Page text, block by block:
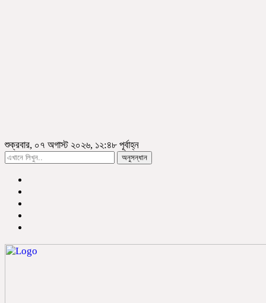
শুক্রবার, ০৭ অগাস্ট ২০২৬, ১২:৪৮ পূর্বাহ্ন
অনুসন্ধান